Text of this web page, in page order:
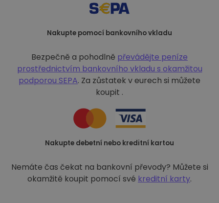
Nakupte pomocí bankovního vkladu
Bezpečně a pohodlně převádějte peníze
prostřednictvím bankovního vkladu s okamžitou
podporou SEPA. Za zůstatek v eurech si můžete
koupit .
Nakupte debetní nebo kreditní kartou
Nemáte čas čekat na bankovní převody? Můžete si
okamžitě koupit pomocí své kreditní karty.